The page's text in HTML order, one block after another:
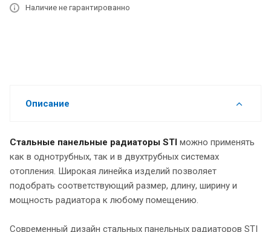
Наличие не гарантированно
Описание
Стальные панельные радиаторы STI можно применять
как в однотрубных, так и в двухтрубных системах
отопления. Широкая линейка изделий позволяет
подобрать соответствующий размер, длину, ширину и
мощность радиатора к любому помещению.
Современный дизайн стальных панельных радиаторов STI